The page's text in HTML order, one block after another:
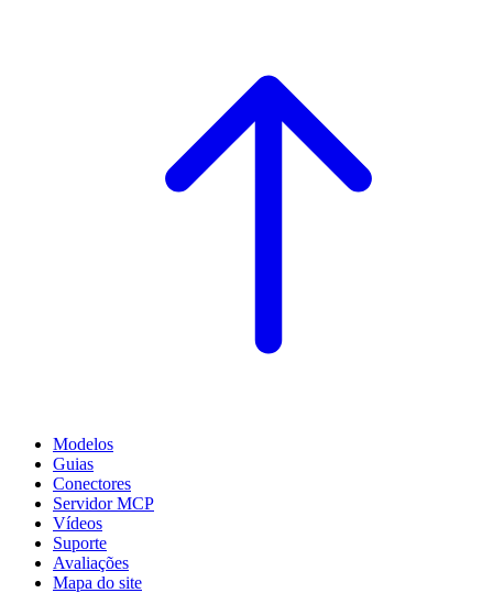
Modelos
Guias
Conectores
Servidor MCP
Vídeos
Suporte
Avaliações
Mapa do site